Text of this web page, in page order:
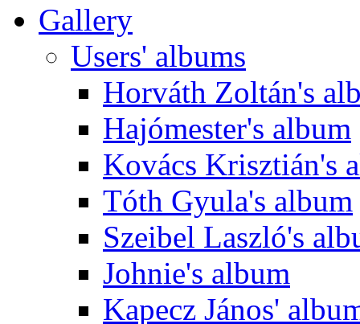
Gallery
Users' albums
Horváth Zoltán's
Hajómester's album
Kovács Krisztián's
Tóth Gyula's album
Szeibel Laszló's
Johnie's album
Kapecz János'